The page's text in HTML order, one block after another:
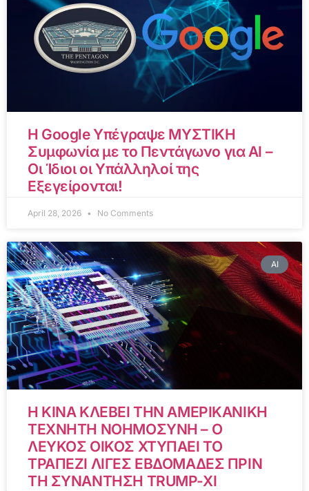
Η Google Υπέγραψε ΜΥΣΤΙΚΗ
Συμφωνία με το Πεντάγωνο για AI –
Οι Ίδιοι οι Υπάλληλοί της
Εξεγείρονται!
April 28, 2026 No Comments
AI
Η ΚΙΝΑ ΚΛΕΒΕΙ ΤΗΝ ΑΜΕΡΙΚΑΝΙΚΗ
ΤΕΧΝΗΤΗ ΝΟΗΜΟΣΥΝΗ – Ο
ΛΕΥΚΟΣ ΟΙΚΟΣ ΧΤΥΠΑΕΙ ΤΟ
ΤΡΑΠΕΖΙ ΛΙΓΕΣ ΕΒΔΟΜΑΔΕΣ ΠΡΙΝ
ΤΗ ΣΥΝΑΝΤΗΣΗ TRUMP-XI